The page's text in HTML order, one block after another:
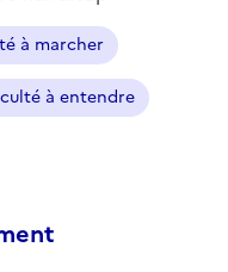
à marcher
à entendre